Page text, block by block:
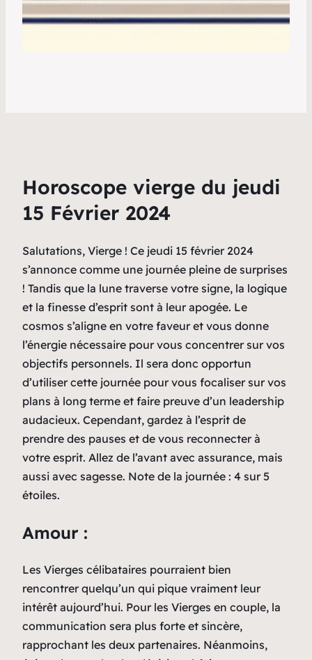
Horoscope vierge du jeudi
15 Février 2024
Salutations, Vierge ! Ce jeudi 15 février 2024
s’annonce comme une journée pleine de surprises
! Tandis que la lune traverse votre signe, la logique
et la finesse d’esprit sont à leur apogée. Le
cosmos s’aligne en votre faveur et vous donne
l’énergie nécessaire pour vous concentrer sur vos
objectifs personnels. Il sera donc opportun
d’utiliser cette journée pour vous focaliser sur vos
plans à long terme et faire preuve d’un leadership
audacieux. Cependant, gardez à l’esprit de
prendre des pauses et de vous reconnecter à
votre esprit. Allez de l’avant avec assurance, mais
aussi avec sagesse. Note de la journée : 4 sur 5
étoiles.
Amour :
Les Vierges célibataires pourraient bien
rencontrer quelqu’un qui pique vraiment leur
intérêt aujourd’hui. Pour les Vierges en couple, la
communication sera plus forte et sincère,
rapprochant les deux partenaires. Néanmoins,